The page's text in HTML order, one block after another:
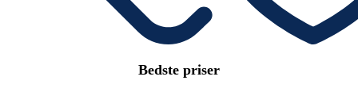
Bedste priser